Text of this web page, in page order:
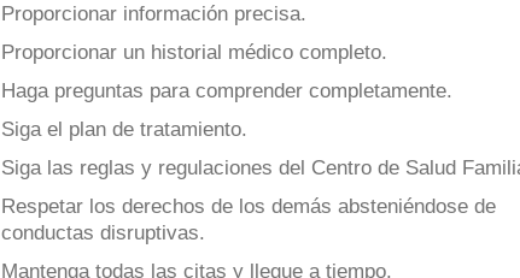
Proporcionar información precisa.
Proporcionar un historial médico completo.
Haga preguntas para comprender completamente.
Siga el plan de tratamiento.
Siga las reglas y regulaciones del Centro de Salud
Respetar los derechos de los demás absteniéndose de
conductas disruptivas.
Mantenga todas las citas y llegue a tiempo.